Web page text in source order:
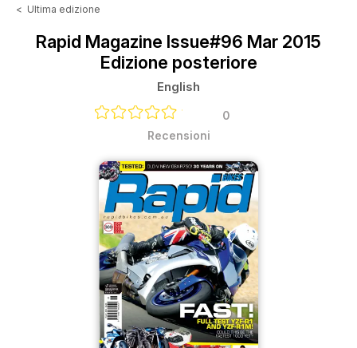
< Ultima edizione
Rapid Magazine Issue#96 Mar 2015
Edizione posteriore
English
0
Recensioni